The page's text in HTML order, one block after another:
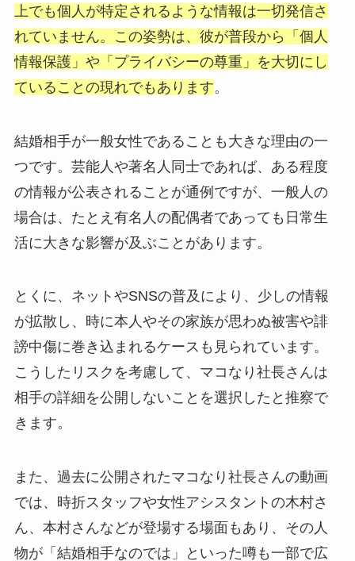
上でも個人が特定されるような情報は一切発信さ
れていません。この姿勢は、彼が普段から「個人
情報保護」や「プライバシーの尊重」を大切にし
ていることの現れでもあります。
結婚相手が一般女性であることも大きな理由の一
つです。芸能人や著名人同士であれば、ある程度
の情報が公表されることが通例ですが、一般人の
場合は、たとえ有名人の配偶者であっても日常生
活に大きな影響が及ぶことがあります。
とくに、ネットやSNSの普及により、少しの情報
が拡散し、時に本人やその家族が思わぬ被害や誹
謗中傷に巻き込まれるケースも見られています。
こうしたリスクを考慮して、マコなり社長さんは
相手の詳細を公開しないことを選択したと推察で
きます。
また、過去に公開されたマコなり社長さんの動画
では、時折スタッフや女性アシスタントの木村さ
ん、本村さんなどが登場する場面もあり、その人
物が「結婚相手なのでは」といった噂も一部で広